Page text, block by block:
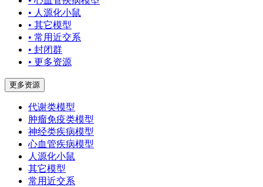
• 人源化小鼠
• 其它模型
• 常用近交系
• 封闭群
• 更多资源
更多资源
代谢类模型
肿瘤免疫类模型
神经类疾病模型
心血管疾病模型
人源化小鼠
其它模型
常用近交系